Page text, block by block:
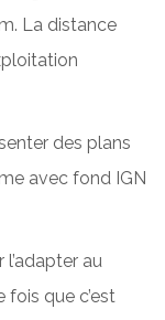
La distance
des plans
avec fond IGN
au
que c’est